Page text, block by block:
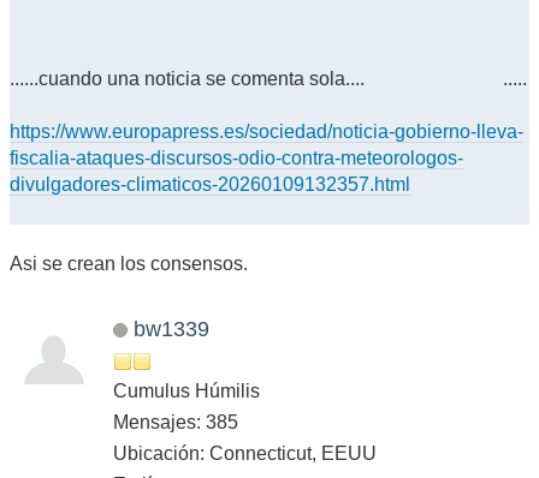
......cuando una noticia se comenta sola.... .....
https://www.europapress.es/sociedad/noticia-gobierno-lleva-
fiscalia-ataques-discursos-odio-contra-meteorologos-
divulgadores-climaticos-20260109132357.html
Asi se crean los consensos.
bw1339
Cumulus Húmilis
Mensajes: 385
Ubicación: Connecticut, EEUU